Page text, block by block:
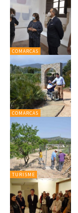
COMARCAS
COMARCAS
TURISME